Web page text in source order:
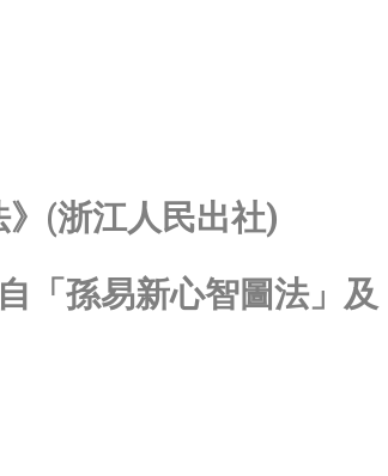
》(浙江人民出社)
「孫易新心智圖法」及